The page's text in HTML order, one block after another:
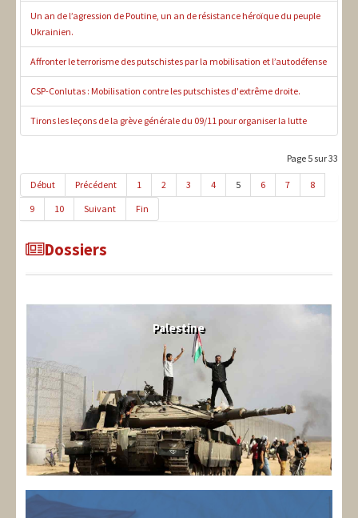
Un an de l’agression de Poutine, un an de résistance héroïque du peuple
Ukrainien.
Affronter le terrorisme des putschistes par la mobilisation et l’autodéfense
CSP-Conlutas : Mobilisation contre les putschistes d'extrême droite.
Tirons les leçons de la grève générale du 09/11 pour organiser la lutte
Page 5 sur 33
Début Précédent 1 2 3 4 5 6 7
8
9
10 Suivant Fin
Dossiers
Palestine